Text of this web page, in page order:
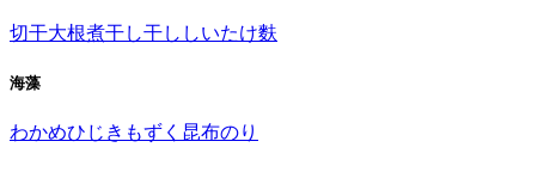
切干大根煮干し干ししいたけ麩
海藻
わかめひじき もずく 昆布のり